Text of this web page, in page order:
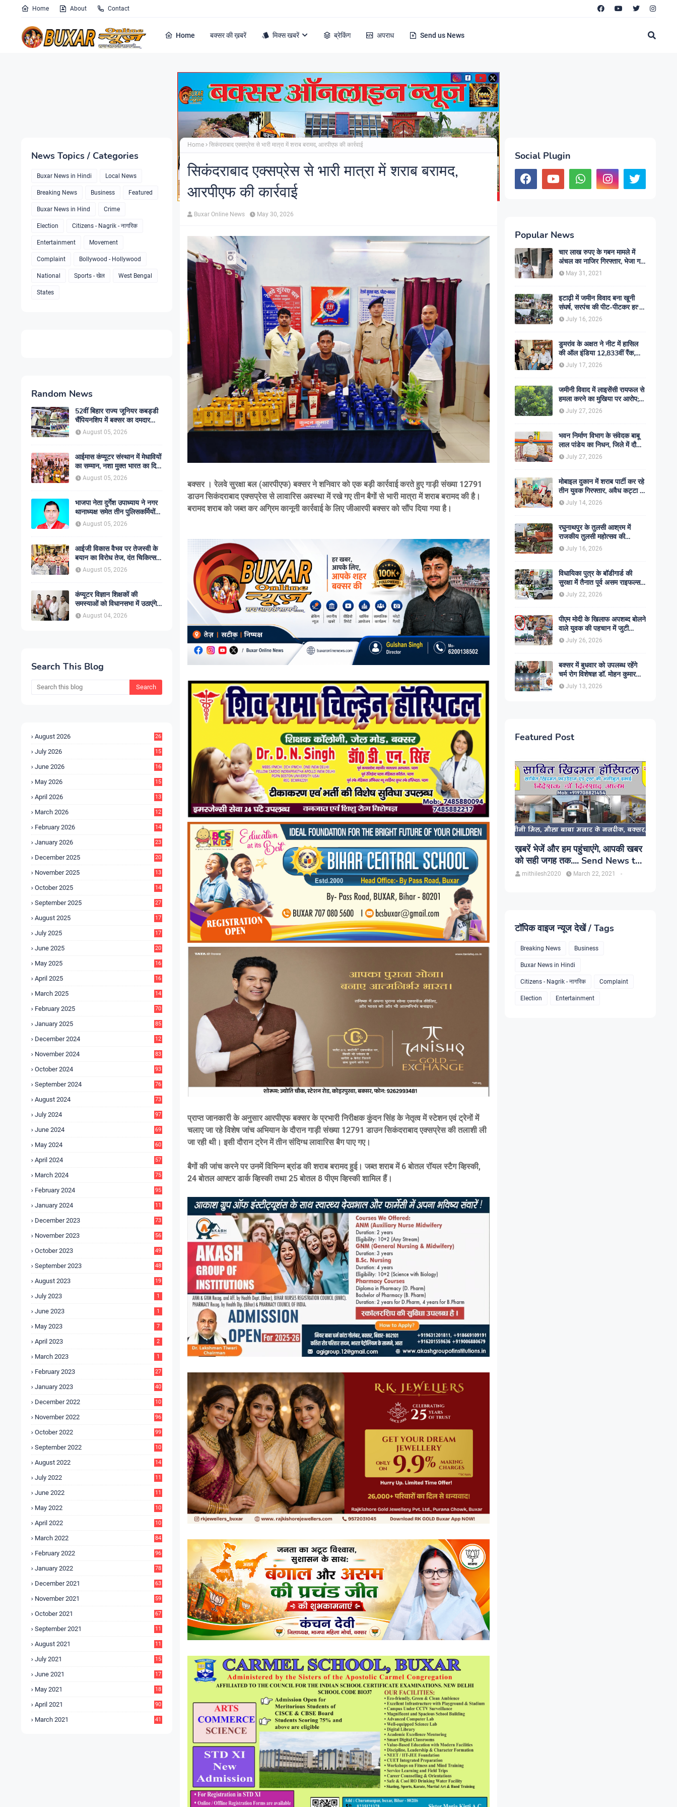
Home About Contact
Home बक्सर की ख़बरें मिक्स खबरें ब्रेकिंग अपराध Send us News
News Topics / Categories
Buxar News in Hindi Local News
Breaking News Business Featured
Buxar News in Hind Crime
Election Citizens - Nagrik - नागरिक
Entertainment Movement
Complaint Bollywood - Hollywood
National Sports - खेल West Bengal
States
Random News
52वीं बिहार राज्य जूनियर कबड्डी
चैंपियनशिप में बक्सर का दमदार
प्रदर्शन, लगातार दो जीत दर्ज
August 05, 2026
आईमास कंप्यूटर संस्थान में मेधावियों
का सम्मान, नशा मुक्त भारत का दिया
गया संदेश
August 05, 2026
भाजपा नेता दुर्गेश उपाध्याय ने नगर
थानाध्यक्ष समेत तीन पुलिसकर्मियों
पर ठोका मानहानि का मुकदमा
August 05, 2026
आईजी विकास वैभव पर तेजस्वी के
बयान का विरोध तेज, दंत चिकित्सक
डॉ. अरविंद पांडेय ने जताई आपत्ति
August 05, 2026
कंप्यूटर विज्ञान शिक्षकों की
समस्याओं को विधानसभा में उठाएंगे
विधायक आनंद मिश्रा,
प्रतिनिधिमंडल ने सौंपा ज्ञापन
August 04, 2026
Search This Blog
August 2026 26
July 2026
15
June 2026
16
May 2026
15
April 2026
13
March 2026
12
February 2026
14
January 2026
23
December 2025
20
November 2025
13
October 2025
14
September 2025
27
August 2025
17
July 2025
17
June 2025
20
May 2025
16
April 2025
16
March 2025
14
February 2025 70
January 2025 85
December 2024
12
November 2024 83
October 2024 93
September 2024 76
August 2024 73
July 2024 97
June 2024 69
May 2024 60
April 2024 57
March 2024 75
February 2024 95
January 2024
11
December 2023 73
November 2023 56
October 2023 49
September 2023 48
August 2023 19
July 2023 1
June 2023 1
May 2023 7
April 2023 2
March 2023 1
February 2023 27
January 2023 40
December 2022
10
November 2022 96
October 2022 99
September 2022
10
August 2022
14
July 2022
11
June 2022
11
May 2022
10
April 2022
10
March 2022 84
February 2022 96
January 2022 78
December 2021 63
November 2021 59
October 2021 67
September 2021
11
August 2021
11
July 2021
15
June 2021
17
May 2021
18
April 2021 90
March 2021 41
Home सिकंदराबाद एक्सप्रेस से भारी मात्रा में शराब बरामद, आरपीएफ की कार्रवाई
सिकंदराबाद एक्सप्रेस से भारी मात्रा में शराब बरामद,
आरपीएफ की कार्रवाई
Buxar Online News May 30, 2026
बक्सर । रेलवे सुरक्षा बल (आरपीएफ) बक्सर ने शनिवार को एक बड़ी कार्रवाई करते हुए गाड़ी संख्या 12791
डाउन सिकंदराबाद एक्सप्रेस से लावारिस अवस्था में रखे गए तीन बैगों से भारी मात्रा में शराब बरामद की है।
बरामद शराब को जब्त कर अग्रिम कानूनी कार्रवाई के लिए जीआरपी बक्सर को सौंप दिया गया है।
प्राप्त जानकारी के अनुसार आरपीएफ बक्सर के प्रभारी निरीक्षक कुंदन सिंह के नेतृत्व में स्टेशन एवं ट्रेनों में
चलाए जा रहे विशेष जांच अभियान के दौरान गाड़ी संख्या 12791 डाउन सिकंदराबाद एक्सप्रेस की तलाशी ली
जा रही थी। इसी दौरान ट्रेन में तीन संदिग्ध लावारिस बैग पाए गए।
बैगों की जांच करने पर उनमें विभिन्न ब्रांड की शराब बरामद हुई। जब्त शराब में 6 बोतल रॉयल स्टैग व्हिस्की,
24 बोतल आफ्टर डार्क व्हिस्की तथा 25 बोतल 8 पीएम व्हिस्की शामिल हैं।
Social Plugin
Popular News
चार लाख रुपए के गबन मामले में
अंचल का नाजिर गिरफ्तार, भेजा गया
जेल- sent jail
May 31, 2021
इटाढ़ी में जमीन विवाद बना खूनी
संघर्ष, सरपंच की पीट-पीटकर हत्या;
दो बेटे घायल, सड़क जाम
July 16, 2026
डुमरांव के अक्षत ने नीट में हासिल
की ऑल इंडिया 12,833वीं रैंक,
ऑनलाइन पढ़ाई से रचा सफलता का
इतिहास
July 17, 2026
जमीनी विवाद में लाइसेंसी रायफल से
हमला करने का मुखिया पर आरोप;
मामले की जांच में जुटी पुलिस
July 27, 2026
भवन निर्माण विभाग के संवेदक बाबू
लाल पांडेय का निधन, जिले में दौड़ी
शोक की लहर
July 27, 2026
मोबाइल दुकान में शराब पार्टी कर रहे
तीन युवक गिरफ्तार, अवैध कट्टा व
कारतूस बरामद
July 14, 2026
रघुनाथपुर के तुलसी आश्रम में
राजकीय तुलसी महोत्सव की
अनुशंसा, बीडीओ ने भेजी
सकारात्मक रिपोर्ट
July 16, 2026
विधायिका पुत्र के बॉडीगार्ड की
सुरक्षा में तैनात पूर्व असम राइफल्स
जवान की गोली मारकर हत्या,
सहकर्मी अंगरक्षक गिरफ्तार
July 22, 2026
पीएम मोदी के खिलाफ अपशब्द बोलने
वाले युवक की पहचान में जुटी
पुलिस, बक्सर एसपी ने दिए सख्त
कार्रवाई के संकेत
July 26, 2026
बक्सर में बुधवार को उपलब्ध रहेंगे
चर्म रोग विशेषज्ञ डॉ. मोहन कुमार
सिंह, प्रकाश यूरो क्लिनिक में होगा
परामर्श
July 13, 2026
Featured Post
ख़बरें भेजें और हम पहुंचाएंगे, आपकी खबर
को सही जगह तक.... Send News to
us!mithilesh2020 -
March 22, 2021
टॉपिक वाइज न्यूज देखें / Tags
Breaking News Business
Buxar News in Hindi
Citizens - Nagrik - नागरिक Complaint
Election Entertainment